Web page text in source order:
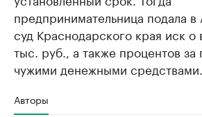
предпринимательница подала
суд Краснодарского края иск
тыс. руб., а также процентов за
чужими денежными средствами.
Авторы